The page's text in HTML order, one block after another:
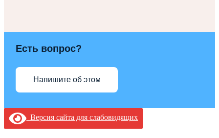
Есть вопрос?
Напишите об этом
Версия сайта для слабовидящих